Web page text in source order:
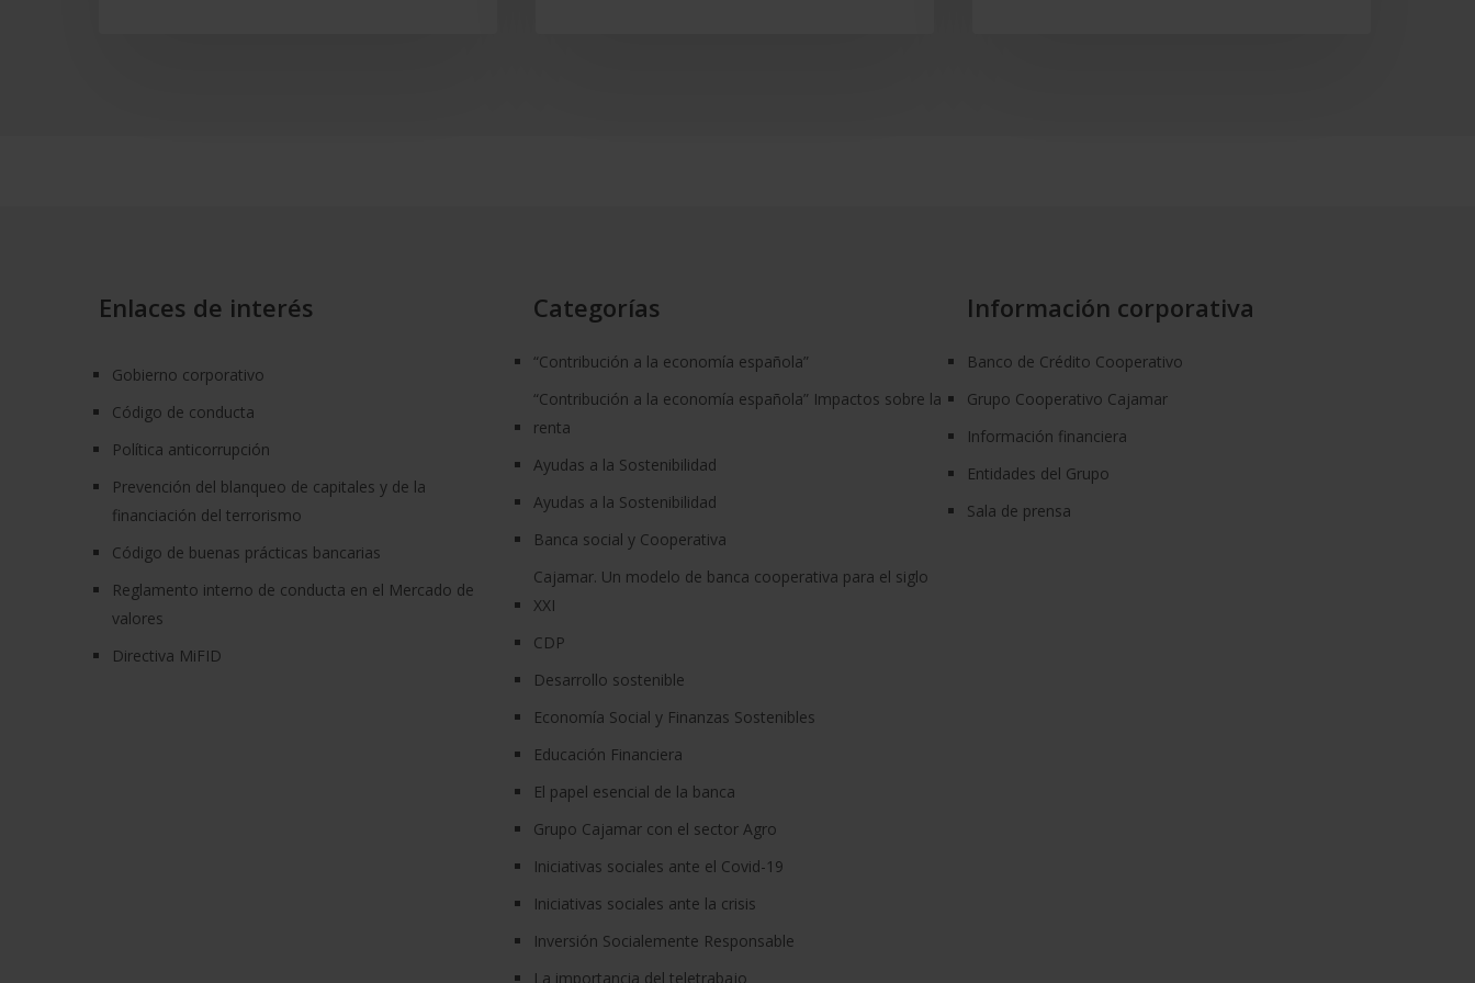
Enlaces de interés
Gobierno corporativo
Código de conducta
Política anticorrupción
Prevención del blanqueo de capitales y de la
financiación del terrorismo
Código de buenas prácticas bancarias
Reglamento interno de conducta en el Mercado de
valores
Directiva MiFID
Categorías
“Contribución a la economía española”
“Contribución a la economía española” Impactos sobre la
renta
Ayudas a la Sostenibilidad
Ayudas a la Sostenibilidad
Banca social y Cooperativa
Cajamar. Un modelo de banca cooperativa para el siglo
XXI
CDP
Desarrollo sostenible
Economía Social y Finanzas Sostenibles
Educación Financiera
El papel esencial de la banca
Grupo Cajamar con el sector Agro
Iniciativas sociales ante el Covid-19
Iniciativas sociales ante la crisis
Inversión Socialemente Responsable
La importancia del teletrabajo
Información corporativa
Banco de Crédito Cooperativo
Grupo Cooperativo Cajamar
Información financiera
Entidades del Grupo
Sala de prensa